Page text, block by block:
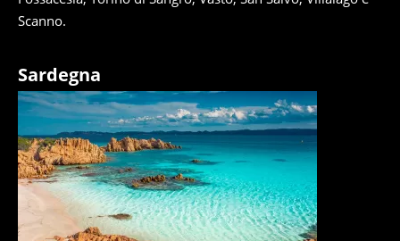
Scanno.
Sardegna